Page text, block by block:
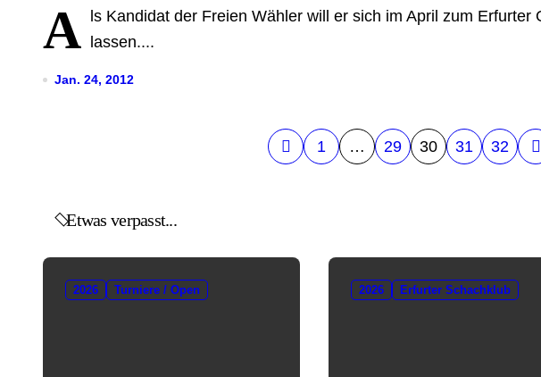
A
ls Kandidat der Freien Wähler will er sich im April zum Erfurter
lassen....
Jan. 24, 2012
S
t
1 … 29 30 31 32
Etwas verpasst...
2026 Turniere / Open 2026 Erfurter Schachklub